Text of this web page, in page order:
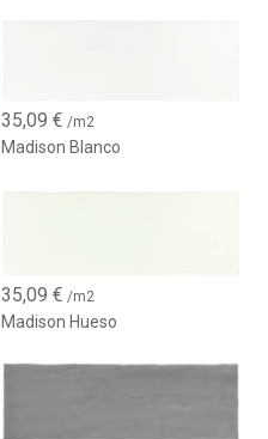
35,09 € /m2
Madison Blanco
35,09 € /m2
Madison Hueso